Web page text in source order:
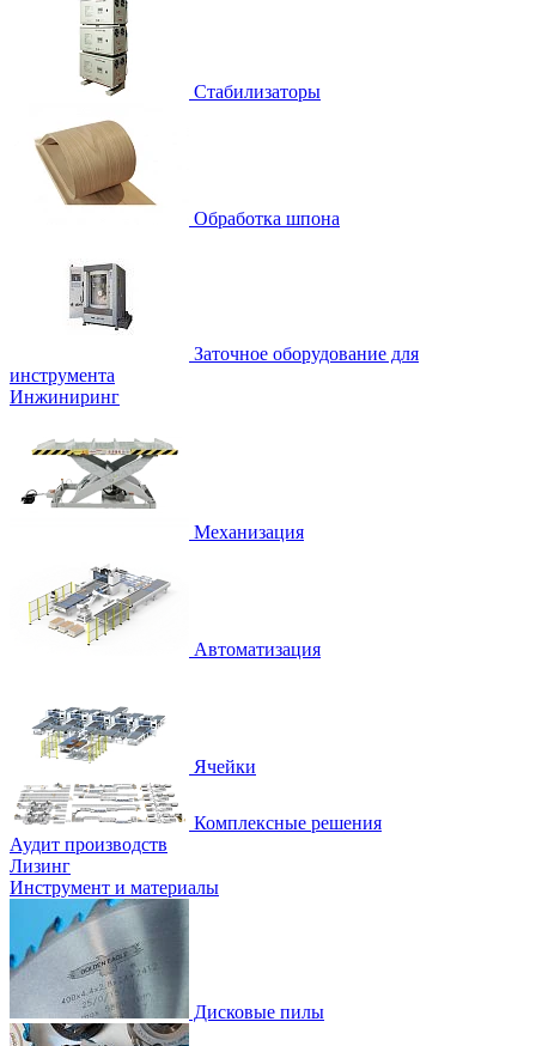
Стабилизаторы
Обработка шпона
Заточное оборудование для
инструмента
Инжиниринг
Механизация
Автоматизация
Ячейки
Комплексные решения
Аудит производств
Лизинг
Инструмент и материалы
Дисковые пилы